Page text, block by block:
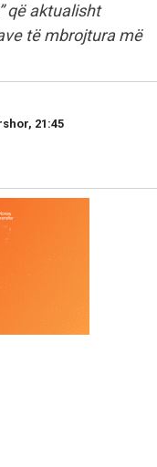
që aktualisht
të mbrojtura më
21:45